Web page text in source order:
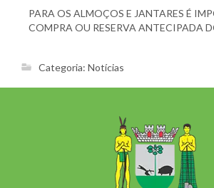
PARA OS ALMOÇOS E JANTARES É
COMPRA OU RESERVA ANTECIPADA
Categoria: Notícias